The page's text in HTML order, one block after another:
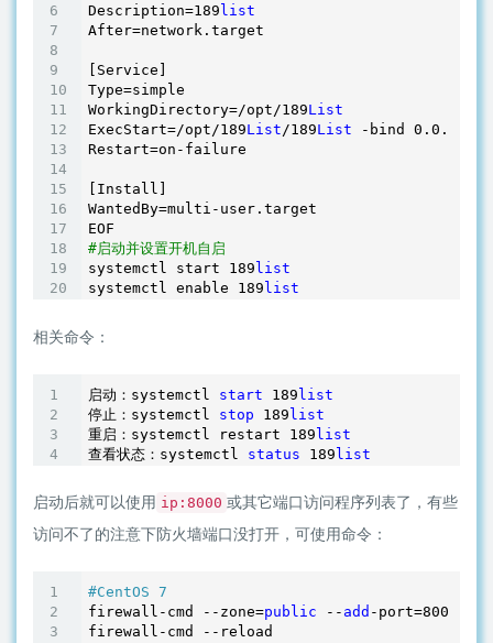
Description=189 list
After=network.target
[Service]
Type=simple
WorkingDirectory=/opt/189List
ExecStart=/opt/189List/189List -bind 0.0 .0
Restart=on-failure
[Install]
WantedBy=multi-user.target
#启动并设置开机自启
systemctl start 189 list
systemctl enable 189 list
相关命令：
启动：systemctl start 189list
停止：systemctl stop 189list
重启：systemctl restart 189list
查看状态：systemctl status 189list
启动后就可以使用 ip:8000 或其它端口访问程序列表了，有些
访问不了的注意下防火墙端口没打开，可使用命令：
#CentOS 7
firewall-cmd --zone=public -- add -port=8000
firewall-cmd --reload